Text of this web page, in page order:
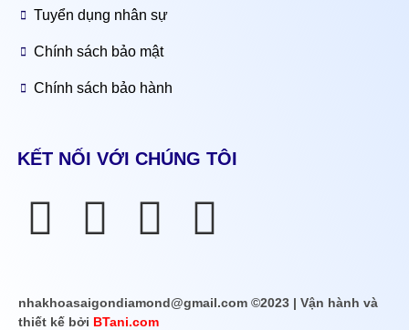
Tuyển dụng nhân sự
Chính sách bảo mật
Chính sách bảo hành
KẾT NỐI VỚI CHÚNG TÔI
nhakhoasaigondiamond@gmail.com ©2023 | Vận hành và
thiết kế bởi BTani.com